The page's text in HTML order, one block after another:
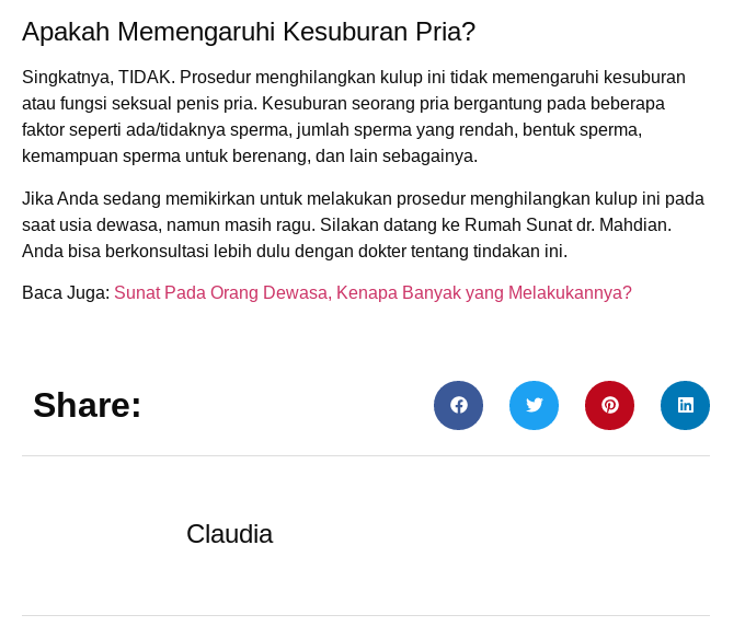
Apakah Memengaruhi Kesuburan Pria?
Singkatnya, TIDAK. Prosedur menghilangkan kulup ini tidak memengaruhi kesuburan
atau fungsi seksual penis pria. Kesuburan seorang pria bergantung pada beberapa
faktor seperti ada/tidaknya sperma, jumlah sperma yang rendah, bentuk sperma,
kemampuan sperma untuk berenang, dan lain sebagainya.
Jika Anda sedang memikirkan untuk melakukan prosedur menghilangkan kulup ini pada
saat usia dewasa, namun masih ragu. Silakan datang ke Rumah Sunat dr. Mahdian.
Anda bisa berkonsultasi lebih dulu dengan dokter tentang tindakan ini.
Baca Juga: Sunat Pada Orang Dewasa, Kenapa Banyak yang Melakukannya?
Share:
Claudia